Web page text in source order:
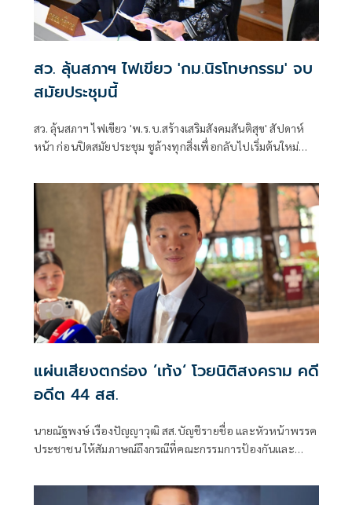
สว. ลุ้นสภาฯ ไฟเขียว 'กม.นิรโทษกรรม' จบ
สมัยประชุมนี้
สว. ลุ้นสภาฯ ไฟเขียว 'พ.ร.บ.สร้างเสริมสังคมสันติสุข' สัปดาห์
หน้า ก่อนปิดสมัยประชุม ชูล้างทุกสิ่งเพื่อกลับไปเริ่มต้นใหม่
แผ่นเสียงตกร่อง ’เท้ง‘ โวยนิติสงคราม คดี
อดีต 44 สส.
นายณัฐพงษ์ เรืองปัญญาวุฒิ สส.บัญชีรายชื่อ และหัวหน้าพรรค
ประชาชน ให้สัมภาษณ์ถึงกรณีที่คณะกรรมการป้องกันและ